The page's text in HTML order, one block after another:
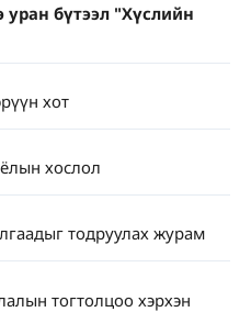
бүтээл "Хүслийн
хот
хослол
тодруулах журам
тогтолцоо хэрхэн